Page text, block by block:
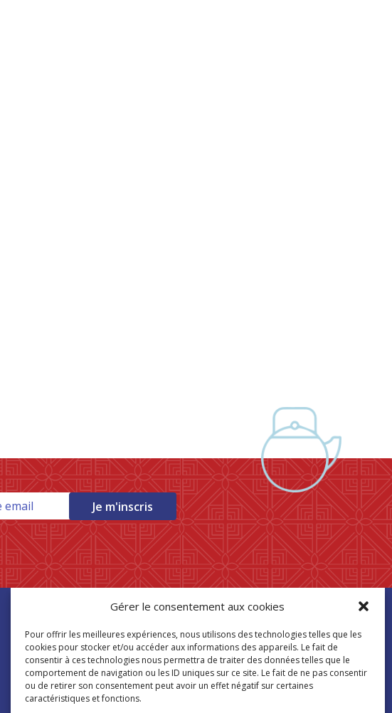
Gérer le consentement aux cookies
Pour offrir les meilleures expériences, nous utilisons des technologies telles que les
cookies pour stocker et/ou accéder aux informations des appareils. Le fait de
consentir à ces technologies nous permettra de traiter des données telles que le
comportement de navigation ou les ID uniques sur ce site. Le fait de ne pas consentir
ou de retirer son consentement peut avoir un effet négatif sur certaines
caractéristiques et fonctions.
Je m'inscris
Trouver mon
magasin Paris Store
Où nous trouver